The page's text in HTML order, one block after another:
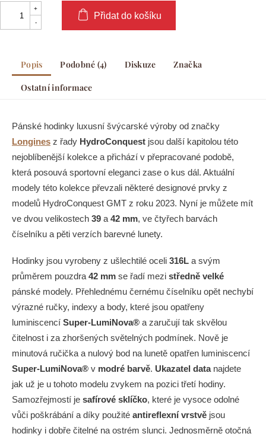
Přidat do košíku
Popis Podobné (4) Diskuze Značka
Ostatní informace
Pánské hodinky luxusní švýcarské výroby od značky
Longines z řady HydroConquest jsou další kapitolou této
nejoblíbenější kolekce a přichází v přepracované podobě,
která posouvá sportovní eleganci zase o kus dál. Aktuální
modely této kolekce převzali některé designové prvky z
modelů HydroConquest GMT z roku 2023. Nyní je můžete mít
ve dvou velikostech 39 a 42 mm, ve čtyřech barvách
číselníku a pěti verzích barevné lunety.
Hodinky jsou vyrobeny z ušlechtilé oceli 316L a svým
průměrem pouzdra 42 mm se řadí mezi středně velké
pánské modely. Přehlednému černému číselníku opět nechybí
výrazné ručky, indexy a body, které jsou opatřeny
luminiscencí Super-LumiNova® a zaručují tak skvělou
čitelnost i za zhoršených světelných podmínek. Nově je
minutová ručička a nulový bod na lunetě opatřen luminiscencí
Super-LumiNova® v modré barvě. Ukazatel datanajdete
jak už je u tohoto modelu zvykem na pozici třetí hodiny.
Samozřejmostí je safírové sklíčko, které je vysoce odolné
vůči poškrábání a díky použité antireflexní vrstvě jsou
hodinky i dobře čitelné na ostrém slunci. Jednosměrně otočná